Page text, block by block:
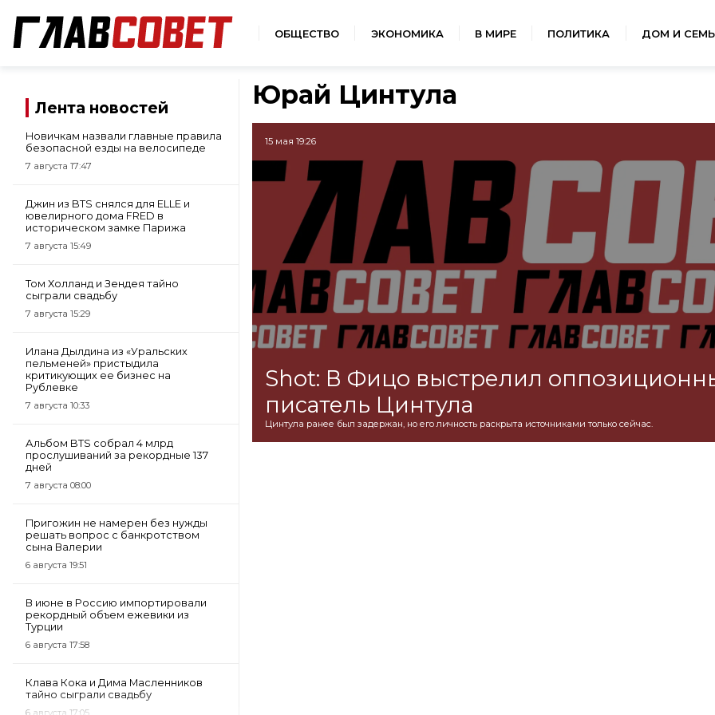
ОБЩЕСТВО ЭКОНОМИКА В МИРЕ ПОЛИТИКА ДОМ И
Лента новостей
Новичкам назвали главные правила
безопасной езды на велосипеде
7 августа 17:47
Джин из BTS снялся для ELLE и
ювелирного дома FRED в
историческом замке Парижа
7 августа 15:49
Том Холланд и Зендея тайно
сыграли свадьбу
7 августа 15:29
Илана Дылдина из «Уральских
пельменей» пристыдила
критикующих ее бизнес на
Рублевке
7 августа 10:33
Альбом BTS собрал 4 млрд
прослушиваний за рекордные 137
дней
7 августа 08:00
Пригожин не намерен без нужды
решать вопрос с банкротством
сына Валерии
6 августа 19:51
В июне в Россию импортировали
рекордный объем ежевики из
Турции
6 августа 17:58
Клава Кока и Дима Масленников
тайно сыграли свадьбу
6 августа 17:05
Юрай Цинтула
15 мая 19:26
Shot: В Фицо выстрелил
писатель Цинтула
Цинтула ранее был задержан, но его личность раскрыта источниками только сейчас.